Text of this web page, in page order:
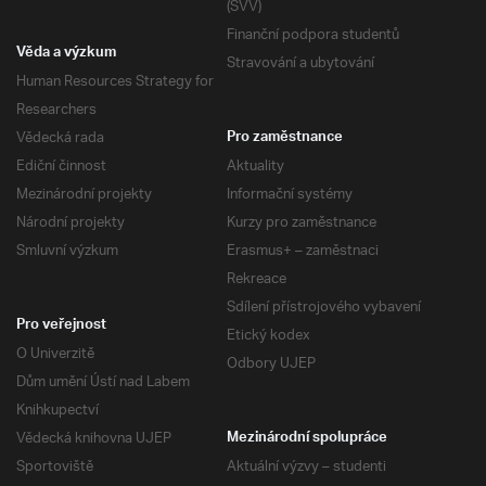
(SVV)
Finanční podpora studentů
Stravování a ubytování
Věda a výzkum
Human Resources Strategy for
Researchers
Vědecká rada
Ediční činnost
Mezinárodní projekty
Národní projekty
Smluvní výzkum
Pro zaměstnance
Aktuality
Informační systémy
Kurzy pro zaměstnance
Erasmus+ – zaměstnaci
Rekreace
Sdílení přístrojového vybavení
Etický kodex
Odbory UJEP
Pro veřejnost
O Univerzitě
Dům umění Ústí nad Labem
Knihkupectví
Vědecká knihovna UJEP
Sportoviště
Mezinárodní spolupráce
Aktuální výzvy – studenti